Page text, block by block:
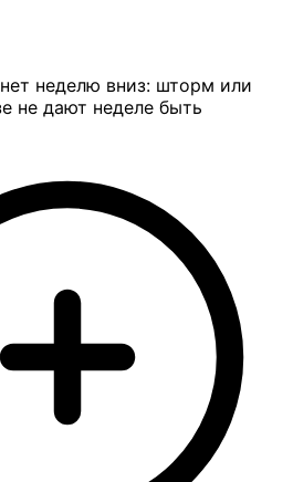
неделю вниз: шторм или
не дают неделе быть